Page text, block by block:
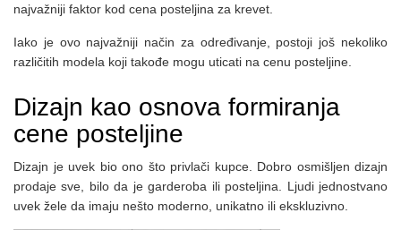
najvažniji faktor kod cena posteljina za krevet.
Iako je ovo najvažniji način za određivanje, postoji još nekoliko
različitih modela koji takođe mogu uticati na cenu posteljine.
Dizajn kao osnova formiranja
cene posteljine
Dizajn je uvek bio ono što privlači kupce. Dobro osmišljen dizajn
prodaje sve, bilo da je garderoba ili posteljina. Ljudi jednostvano
uvek žele da imaju nešto moderno, unikatno ili ekskluzivno.